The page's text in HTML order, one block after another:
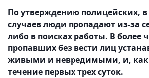
По утверждению полицейских,
случаев люди пропадают из-за
либо в поисках работы. В более
пропавших без вести лиц
живыми и невредимыми, и, как
течение первых трех суток.